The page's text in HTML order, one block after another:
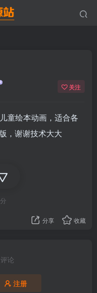
关注
童绘本动画，适合各
，谢谢技术大大
分享 收藏
论
注册